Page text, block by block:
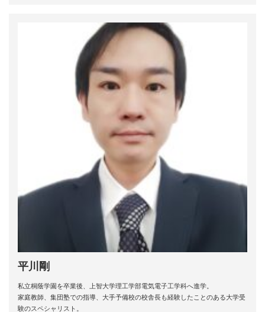
平川剛
私立桐蔭学園を卒業後、上智大学理工学部電気電子工学科へ進学。
家庭教師、集団塾での指導、大手予備校の校舎長も経験したことのある大学受
験のスペシャリスト。